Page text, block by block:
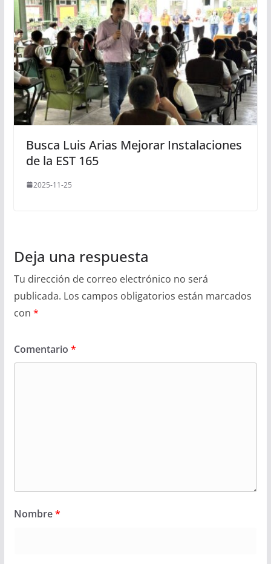
Busca Luis Arias Mejorar Instalaciones
de la EST 165
2025-11-25
Deja una respuesta
Tu dirección de correo electrónico no será
publicada. Los campos obligatorios están marcados
con *
Comentario *
Nombre*